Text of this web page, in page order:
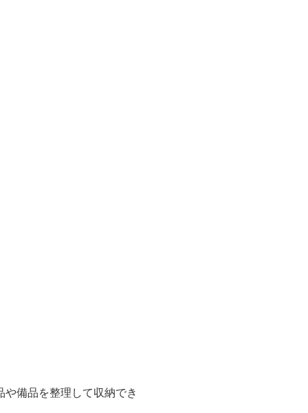
備品を整理して収納でき